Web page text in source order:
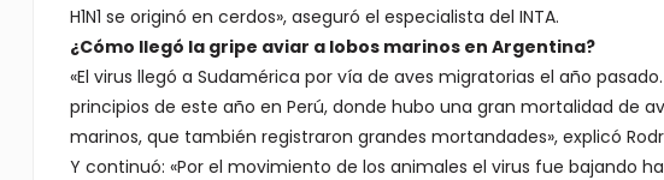
H1N1 se originó en cerdos», aseguró el especialista del INTA.
¿Cómo llegó la gripe aviar a lobos marinos en Argentina?
«El virus llegó a Sudamérica por vía de aves migratorias el año
principios de este año en Perú, donde hubo una gran mortalidad de
marinos, que también registraron grandes mortandades», explicó
Y continuó: «Por el movimiento de los animales el virus fue bajando